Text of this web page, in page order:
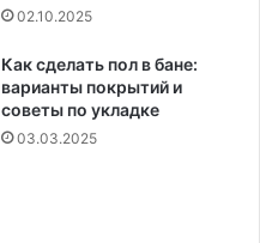
02.10.2025
Как сделать пол в бане:
варианты покрытий и
советы по укладке
03.03.2025